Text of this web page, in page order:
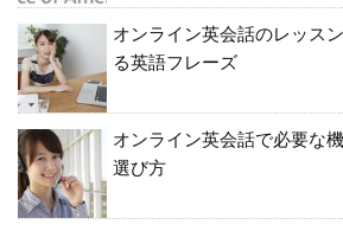
オンライン英会話のレッス
る英語フレーズ
オンライン英会話で必要な
選び方